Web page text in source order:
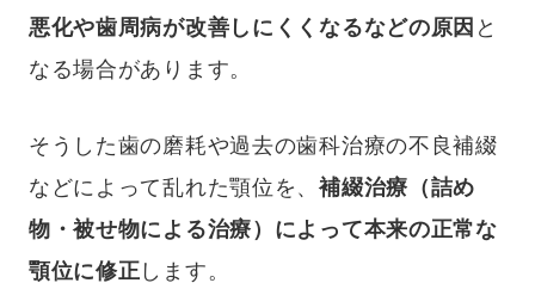
悪化や歯周病が改善しにくくなるなどの原因 と
なる場合があります。
そうした歯の磨耗や過去の歯科治療の不良補綴
などによって乱れた顎位を、補綴治療（詰め
物・被せ物による治療）によって本来の正常な
顎位に修正 します。